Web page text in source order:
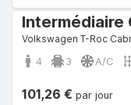
Intermédiaire
Volkswagen T-Roc
4 3 A/C
101,26 € par jour